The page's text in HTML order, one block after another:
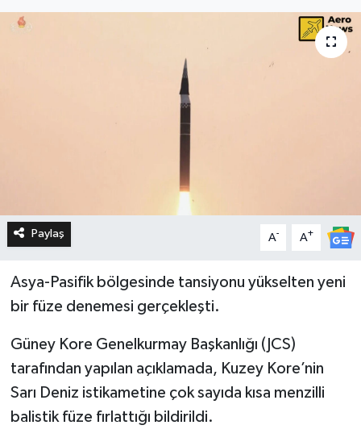
Paylaş A- A+
Asya-Pasifik bölgesinde tansiyonu yükselten yeni
bir füze denemesi gerçekleşti.
Güney Kore Genelkurmay Başkanlığı (JCS)
tarafından yapılan açıklamada, Kuzey Kore’nin
Sarı Deniz istikametine çok sayıda kısa menzilli
balistik füze fırlattığı bildirildi.